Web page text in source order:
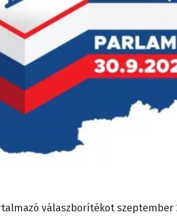
válaszborítékot